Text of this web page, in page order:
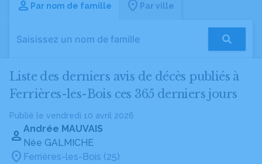
Par nom de famille Par ville
Liste des derniers avis de décès publiés à
Ferrières-les-Bois ces 365 derniers jours
Publié le vendredi 10 avril 2026
Andrée MAUVAIS
Née GALMICHE
Ferrières-les-Bois (25)